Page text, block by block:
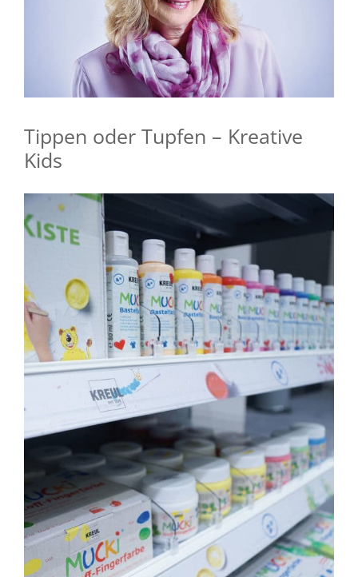
Tippen oder Tupfen – Kreative
Kids